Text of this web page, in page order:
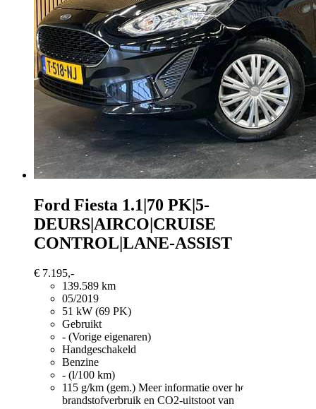
Ford Fiesta 1.1|70 PK|5-
DEURS|AIRCO|CRUISE
CONTROL|LANE-ASSIST
€ 7.195,-
139.589 km
05/2019
51 kW (69 PK)
Gebruikt
- (Vorige eigenaren)
Handgeschakeld
Benzine
- (l/100 km)
115 g/km (gem.) Meer informatie over het
brandstofverbruik en CO2-uitstoot van nieuwe